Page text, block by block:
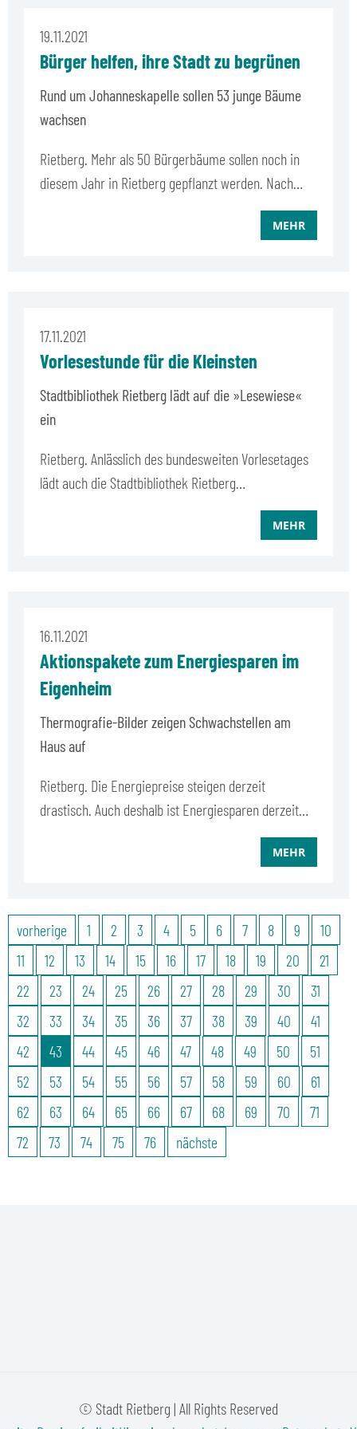
19.11.2021
Bürger helfen, ihre Stadt zu begrünen
Rund um Johanneskapelle sollen 53 junge Bäume
wachsen
Rietberg. Mehr als 50 Bürgerbäume sollen noch in
diesem Jahr in Rietberg gepflanzt werden. Nach…
MEHR
17.11.2021
Vorlesestunde für die Kleinsten
Stadtbibliothek Rietberg lädt auf die »Lesewiese«
ein
Rietberg. Anlässlich des bundesweiten Vorlesetages
lädt auch die Stadtbibliothek Rietberg…
MEHR
16.11.2021
Aktionspakete zum Energiesparen im
Eigenheim
Thermografie-Bilder zeigen Schwachstellen am
Haus auf
Rietberg. Die Energiepreise steigen derzeit
drastisch. Auch deshalb ist Energiesparen derzeit…
MEHR
vorherige 1 2 3 4 5 6 7 8 9
10
11
12 13 14 15 16 17 18 19 20
21
22
23 24 25 26 27 28 29 30
31
32
33 34 35 36 37 38 39 40
41
42
43 44 45 46 47 48 49 50
51
52
53 54 55 56 57 58 59 60
61
62
63 64 65 66 67 68 69 70
71
72
73 74 75 76 nächste
© Stadt Rietberg | All Rights Reserved